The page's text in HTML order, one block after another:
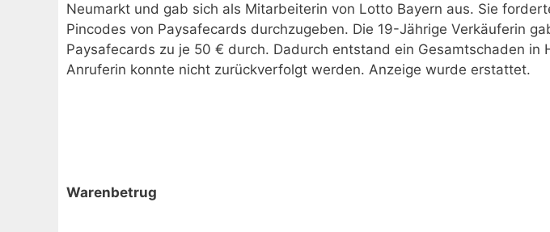
Neumarkt und gab sich als Mitarbeiterin von Lotto Bayern aus. Sie
Pincodes von Paysafecards durchzugeben. Die 19-Jährige Verkäuferin
Paysafecards zu je 50 € durch. Dadurch entstand ein Gesamtschaden in
Anruferin konnte nicht zurückverfolgt werden. Anzeige wurde erstattet.
Warenbetrug